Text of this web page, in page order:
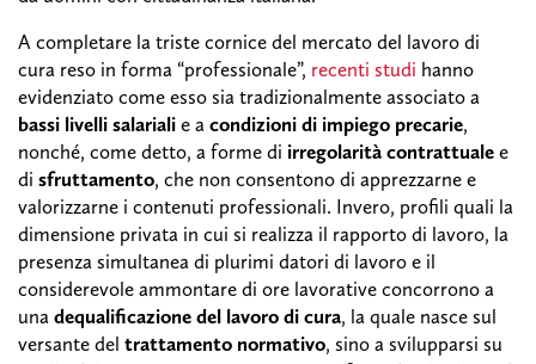
A completare la triste cornice del mercato del lavoro di
cura reso in forma “professionale”, recenti studi hanno
evidenziato come esso sia tradizionalmente associato a
bassi livelli salariali e a condizioni di impiego precarie,
nonché, come detto, a forme di irregolarità contrattuale e
di sfruttamento, che non consentono di apprezzarne e
valorizzarne i contenuti professionali. Invero, profili quali la
dimensione privata in cui si realizza il rapporto di lavoro, la
presenza simultanea di plurimi datori di lavoro e il
considerevole ammontare di ore lavorative concorrono a
una dequalificazione del lavoro di cura, la quale nasce sul
versante del trattamento normativo, sino a svilupparsi su